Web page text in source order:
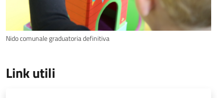
Nido comunale graduatoria definitiva
Link utili